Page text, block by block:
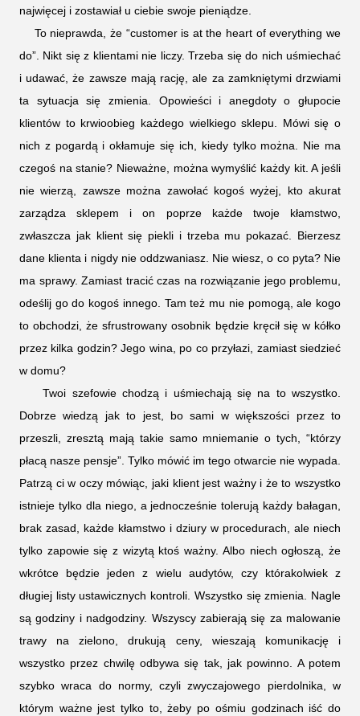
najwięcej i zostawiał u ciebie swoje pieniądze.
To nieprawda, że “customer is at the heart of everything we
do”. Nikt się z klientami nie liczy. Trzeba się do nich uśmiechać
i udawać, że zawsze mają rację, ale za zamkniętymi drzwiami
ta sytuacja się zmienia. Opowieści i anegdoty o głupocie
klientów to krwioobieg każdego wielkiego sklepu. Mówi się o
nich z pogardą i okłamuje się ich, kiedy tylko można. Nie ma
czegoś na stanie? Nieważne, można wymyślić każdy kit. A jeśli
nie wierzą, zawsze można zawołać kogoś wyżej, kto akurat
zarządza sklepem i on poprze każde twoje kłamstwo,
zwłaszcza jak klient się piekli i trzeba mu pokazać. Bierzesz
dane klienta i nigdy nie oddzwaniasz. Nie wiesz, o co pyta? Nie
ma sprawy. Zamiast tracić czas na rozwiązanie jego problemu,
odeślij go do kogoś innego. Tam też mu nie pomogą, ale kogo
to obchodzi, że sfrustrowany osobnik będzie kręcił się w kółko
przez kilka godzin? Jego wina, po co przyłazi, zamiast siedzieć
w domu?
Twoi szefowie chodzą i uśmiechają się na to wszystko.
Dobrze wiedzą jak to jest, bo sami w większości przez to
przeszli, zresztą mają takie samo mniemanie o tych, “którzy
płacą nasze pensje”. Tylko mówić im tego otwarcie nie wypada.
Patrzą ci w oczy mówiąc, jaki klient jest ważny i że to wszystko
istnieje tylko dla niego, a jednocześnie tolerują każdy bałagan,
brak zasad, każde kłamstwo i dziury w procedurach, ale niech
tylko zapowie się z wizytą ktoś ważny. Albo niech ogłoszą, że
wkrótce będzie jeden z wielu audytów, czy którakolwiek z
długiej listy ustawicznych kontroli. Wszystko się zmienia. Nagle
są godziny i nadgodziny. Wszyscy zabierają się za malowanie
trawy na zielono, drukują ceny, wieszają komunikację i
wszystko przez chwilę odbywa się tak, jak powinno. A potem
szybko wraca do normy, czyli zwyczajowego pierdolnika, w
którym ważne jest tylko to, żeby po ośmiu godzinach iść do